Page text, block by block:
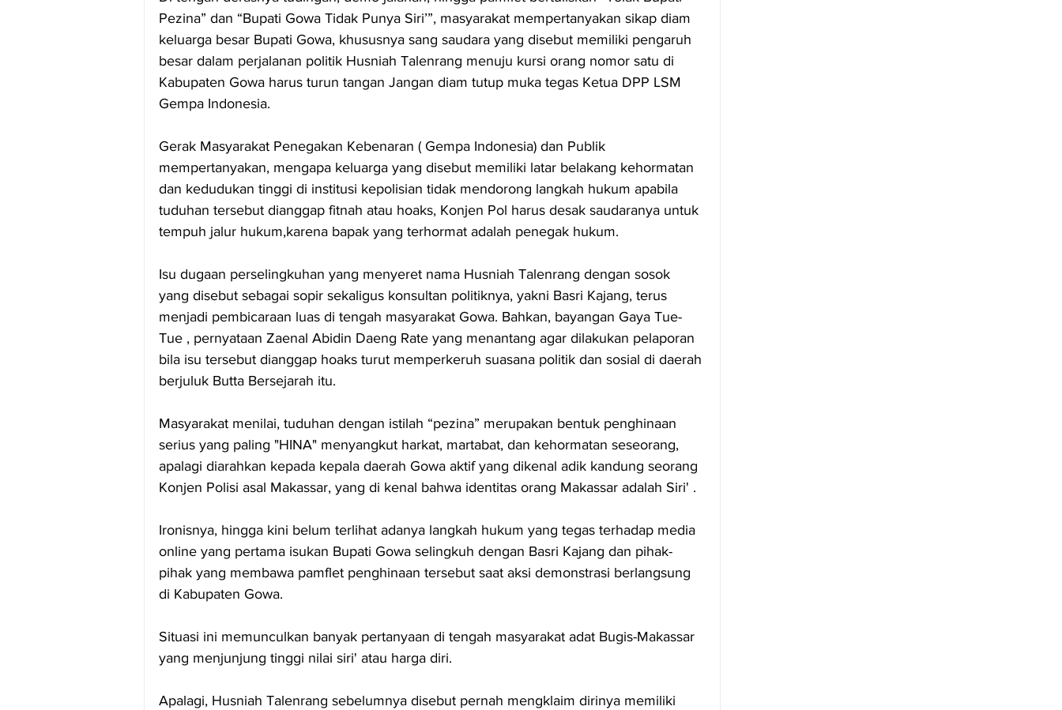
Pezina” dan “Bupati Gowa Tidak Punya Siri’”, masyarakat mempertanyakan sikap diam
keluarga besar Bupati Gowa, khususnya sang saudara yang disebut memiliki pengaruh
besar dalam perjalanan politik Husniah Talenrang menuju kursi orang nomor satu di
Kabupaten Gowa harus turun tangan Jangan diam tutup muka tegas Ketua DPP LSM
Gempa Indonesia.
Gerak Masyarakat Penegakan Kebenaran ( Gempa Indonesia) dan Publik
mempertanyakan, mengapa keluarga yang disebut memiliki latar belakang kehormatan
dan kedudukan tinggi di institusi kepolisian tidak mendorong langkah hukum apabila
tuduhan tersebut dianggap fitnah atau hoaks, Konjen Pol harus desak saudaranya untuk
tempuh jalur hukum,karena bapak yang terhormat adalah penegak hukum.
Isu dugaan perselingkuhan yang menyeret nama Husniah Talenrang dengan sosok
yang disebut sebagai sopir sekaligus konsultan politiknya, yakni Basri Kajang, terus
menjadi pembicaraan luas di tengah masyarakat Gowa. Bahkan, bayangan Gaya Tue-
Tue , pernyataan Zaenal Abidin Daeng Rate yang menantang agar dilakukan pelaporan
bila isu tersebut dianggap hoaks turut memperkeruh suasana politik dan sosial di daerah
berjuluk Butta Bersejarah itu.
Masyarakat menilai, tuduhan dengan istilah “pezina” merupakan bentuk penghinaan
serius yang paling "HINA" menyangkut harkat, martabat, dan kehormatan seseorang,
apalagi diarahkan kepada kepala daerah Gowa aktif yang dikenal adik kandung seorang
Konjen Polisi asal Makassar, yang di kenal bahwa identitas orang Makassar adalah Siri' .
Ironisnya, hingga kini belum terlihat adanya langkah hukum yang tegas terhadap media
online yang pertama isukan Bupati Gowa selingkuh dengan Basri Kajang dan pihak-
pihak yang membawa pamflet penghinaan tersebut saat aksi demonstrasi berlangsung
di Kabupaten Gowa.
Situasi ini memunculkan banyak pertanyaan di tengah masyarakat adat Bugis-Makassar
yang menjunjung tinggi nilai siri' atau harga diri.
Apalagi, Husniah Talenrang sebelumnya disebut pernah mengklaim dirinya memiliki